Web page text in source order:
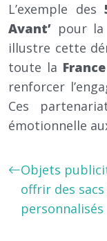
L’exemple des
Avant’ pour
illustre cette
toute la France
renforcer
Ces
émotionnelle
Objets
offrir des sacs
personnalisés